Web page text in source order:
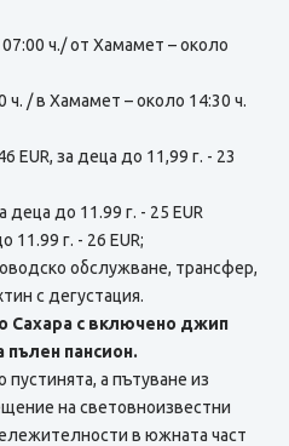
ч./ от Хамамет – около
ч. / в Хамамет – около 14:30 ч.
EUR, за деца до 11,99 г. - 23
деца до 11.99 г. - 25 EUR
11.99 г. - 26 EUR;
обслужване, трансфер,
с дегустация.
Сахара с включено джип
пълен пансион.
а пътуване из
на световноизвестни
в южната част